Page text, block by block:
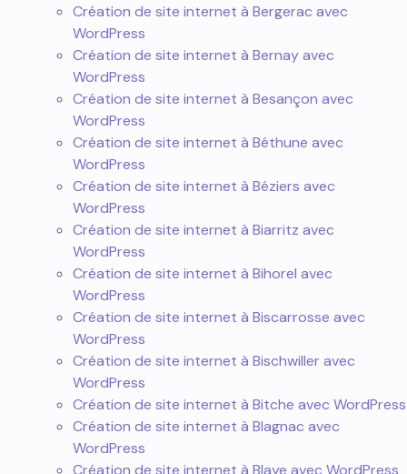
Création de site internet à Bergerac avec
WordPress
Création de site internet à Bernay avec
WordPress
Création de site internet à Besançon avec
WordPress
Création de site internet à Béthune avec
WordPress
Création de site internet à Béziers avec
WordPress
Création de site internet à Biarritz avec
WordPress
Création de site internet à Bihorel avec
WordPress
Création de site internet à Biscarrosse avec
WordPress
Création de site internet à Bischwiller avec
WordPress
Création de site internet à Bitche avec WordPress
Création de site internet à Blagnac avec
WordPress
Création de site internet à Blaye avec WordPress